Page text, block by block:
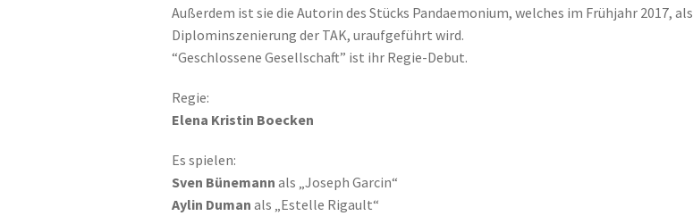
Außerdem ist sie die Autorin des Stücks Pandaemonium, welches im Frühjahr 2017, als
Diplominszenierung der TAK, uraufgeführt wird.
“Geschlossene Gesellschaft” ist ihr Regie-Debut.
Regie:
Elena Kristin Boecken
Es spielen:
Sven Bünemann als „Joseph Garcin“
Aylin Duman als „Estelle Rigault“